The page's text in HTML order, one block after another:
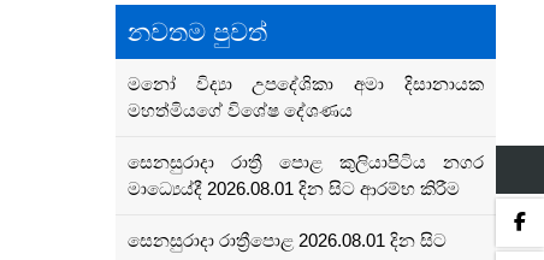
නවතම පුවත්
මනෝ විද්‍යා උපදේශිකා අමා දිසානායක
මහත්මියගේ විශේෂ‍ දේශණය
සෙනසුරාදා රාත්‍රී පොළ කුලියාපිටිය නගර
මාධ්‍යෙය්දී 2026.08.01 දින සිට ආරම්භ කිරීම
සෙනසුරාදා රාත්‍රීපොළ 2026.08.01 දින සිට